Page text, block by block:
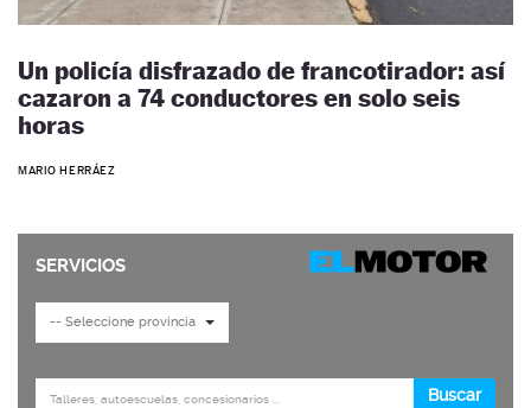
Un policía disfrazado de francotirador: así
cazaron a 74 conductores en solo seis
horas
MARIO HERRÁEZ